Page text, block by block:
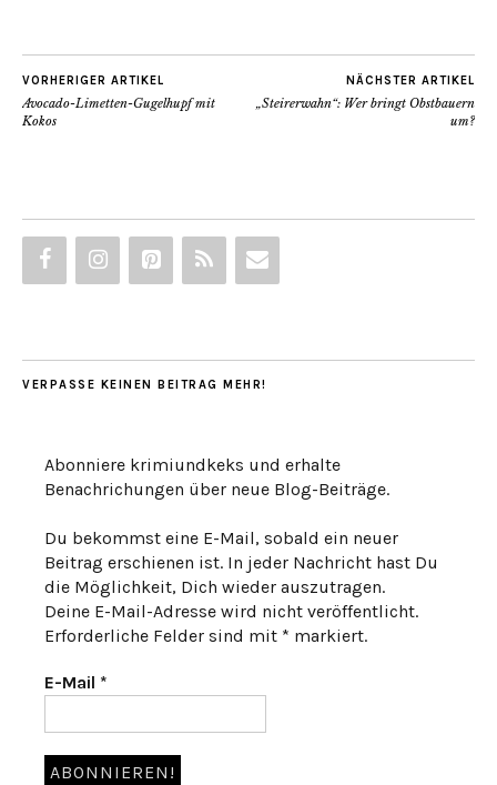
VORHERIGER ARTIKEL
Avocado-Limetten-Gugelhupf mit
Kokos
NÄCHSTER ARTIKEL
„Steirerwahn“: Wer bringt Obstbauern
um?
VERPASSE KEINEN BEITRAG MEHR!
Abonniere krimiundkeks und erhalte
Benachrichungen über neue Blog-Beiträge.
Du bekommst eine E-Mail, sobald ein neuer
Beitrag erschienen ist. In jeder Nachricht hast Du
die Möglichkeit, Dich wieder auszutragen.
Deine E-Mail-Adresse wird nicht veröffentlicht.
Erforderliche Felder sind mit * markiert.
E-Mail *